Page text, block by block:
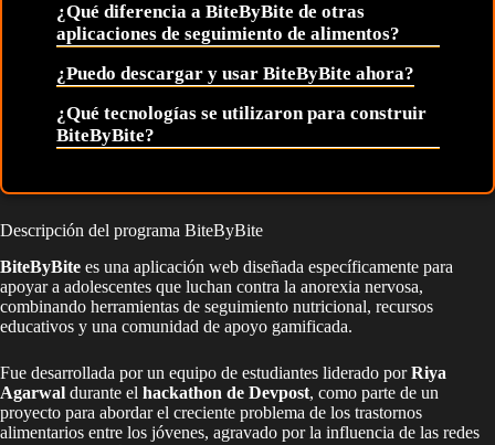
¿Qué diferencia a BiteByBite de otras
aplicaciones de seguimiento de alimentos?
¿Puedo descargar y usar BiteByBite ahora?
¿Qué tecnologías se utilizaron para construir
BiteByBite?
Descripción del programa BiteByBite
BiteByBite es una aplicación web diseñada específicamente para
apoyar a adolescentes que luchan contra la anorexia nervosa,
combinando herramientas de seguimiento nutricional, recursos
educativos y una comunidad de apoyo gamificada.
Fue desarrollada por un equipo de estudiantes liderado porRiya
Agarwal durante el hackathon de Devpost, como parte de un
proyecto para abordar el creciente problema de los trastornos
alimentarios entre los jóvenes, agravado por la influencia de las redes